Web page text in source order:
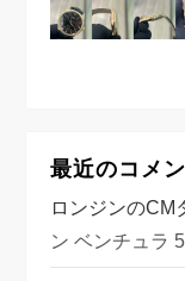
最近のコメ
ロンジンのCM
ン ベンチュラ